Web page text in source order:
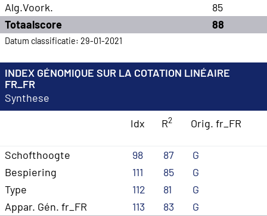
Alg.Voork.
85
Totaalscore
88
Datum classificatie: 29-01-2021
INDEX GÉNOMIQUE SUR LA COTATION LINÉAIRE
FR_FR
Synthese
Idx
R2 Orig. fr_FR
Schofthoogte 98 87
G
Bespiering
111 85
G
Type
112 81
G
Appar. Gén. fr_FR
113 83
G